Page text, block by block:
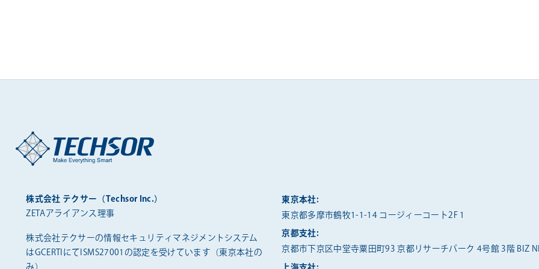
株式会社 テクサー（Techsor Inc.）
ZETAアライアンス理事
株式会社テクサーの情報セキュリティマネジメントシステム
はGCERTIにてISMS27001の認定を受けています（東京本社の
東京本社:
東京都多摩市鶴牧1-1-14 コージィーコート2F 1
京都支社:
京都市下京区中堂寺粟田町93 京都リサーチパーク 4号館 3階 BIZ